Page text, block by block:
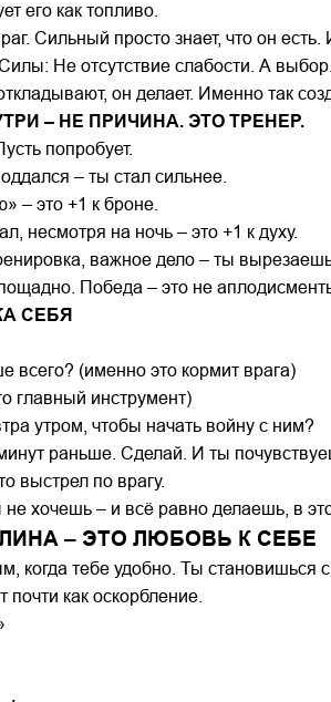
его как топливо.
Сильный просто знает, что он
Не отсутствие слабости. А
он делает. Именно так
– НЕ ПРИЧИНА. ЭТО ТРЕНЕР.
попробует.
– ты стал сильнее.
– это +1 к броне.
несмотря на ночь – это +1 к духу.
важное дело – ты вырезаешь
Победа – это не
СЕБЯ
всего? (именно это кормит врага)
главный инструмент)
утром, чтобы начать войну с ним?
раньше. Сделай. И ты
выстрел по врагу.
хочешь – и всё равно делаешь, в
– ЭТО ЛЮБОВЬ К СЕБЕ
когда тебе удобно. Ты становишься
как оскорбление.